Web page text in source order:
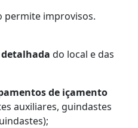
permite improvisos.
detalhadado local e das
de içamento
auxiliares, guindastes